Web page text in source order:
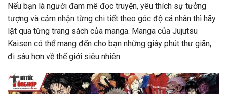
Nếu bạn là người đam mê đọc truyện, yêu thích sự tưởng
tượng và cảm nhận từng chi tiết theo góc độ cá nhân thì hãy
lật qua từng trang sách của manga. Manga của Jujutsu
Kaisen có thể mang đến cho bạn những giây phút thư giãn,
đi sâu hơn về thế giới siêu nhiên.